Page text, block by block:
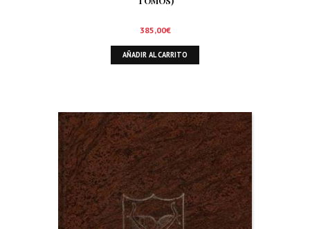
385,00€
AÑADIR AL CARRITO